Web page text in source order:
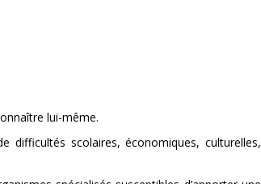
lui-même.
difficultés scolaires, économiques, culturelles,